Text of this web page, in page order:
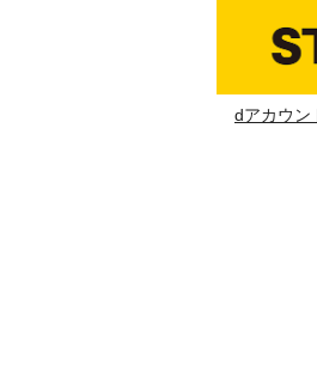
dアカウン